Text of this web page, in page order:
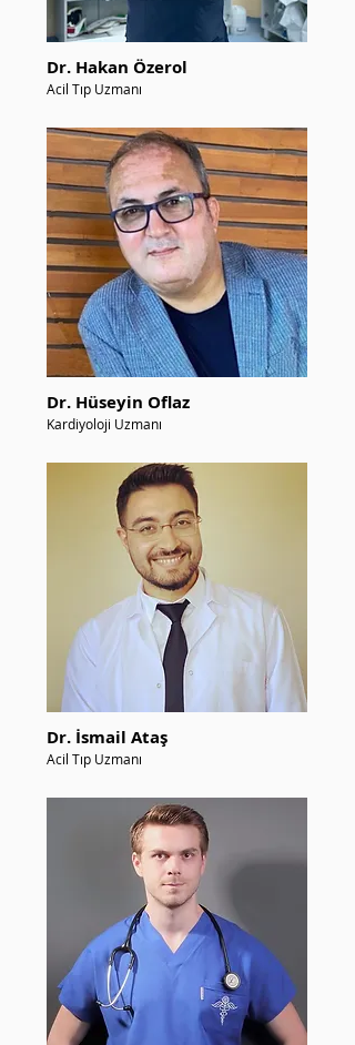
Dr. Hakan Özerol
Acil Tıp Uzmanı
Dr. Hüseyin Oflaz
Kardiyoloji Uzmanı
Dr. İsmail Ataş
Acil Tıp Uzmanı